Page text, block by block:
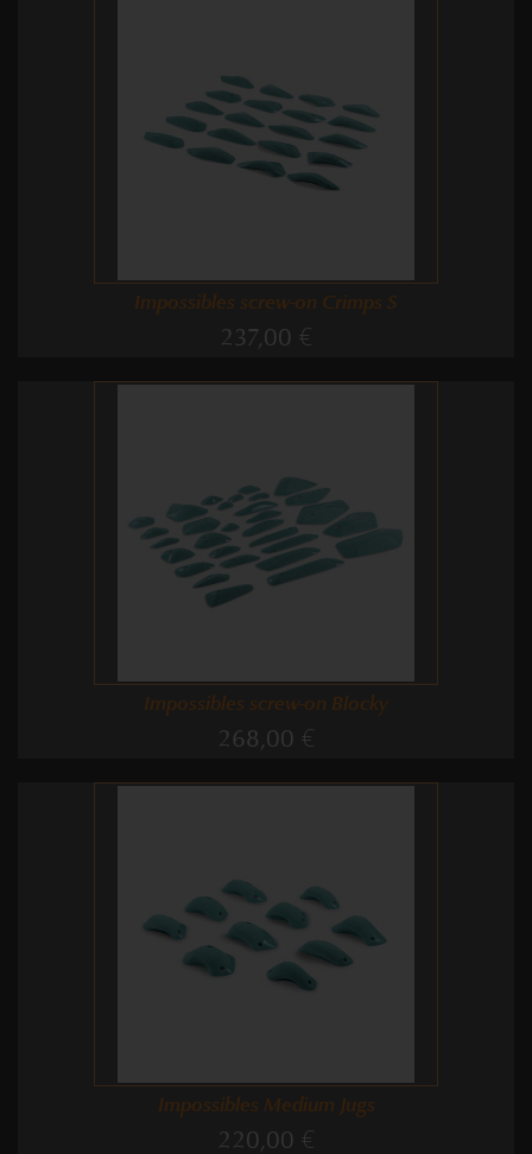
Impossibles screw-on Crimps S
237,00 €
Impossibles screw-on Blocky
268,00 €
Impossibles Medium Jugs
220,00 €